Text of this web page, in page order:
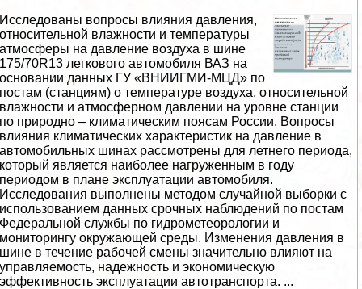
Исследованы вопросы влияния давления,
относительной влажности и температуры
атмосферы на давление воздуха в шине
175/70R13 легкового автомобиля ВАЗ на
основании данных ГУ «ВНИИГМИ-МЦД» по
постам (станциям) о температуре воздуха, относительной
влажности и атмосферном давлении на уровне станции
по природно – климатическим поясам России. Вопросы
влияния климатических хаpaктеристик на давление в
автомобильных шинах рассмотрены для летнего периода,
который является наиболее нагруженным в году
периодом в плане эксплуатации автомобиля.
Исследования выполнены методом случайной выборки с
использованием данных срочных наблюдений по постам
Федеральной службы по гидрометеорологии и
мониторингу окружающей среды. Изменения давления в
шине в течение рабочей смены значительно влияют на
управляемость, надежность и экономическую
эффективность эксплуатации автотрaнcпорта. ...